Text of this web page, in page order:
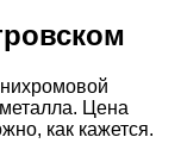
Цена
как кажется.